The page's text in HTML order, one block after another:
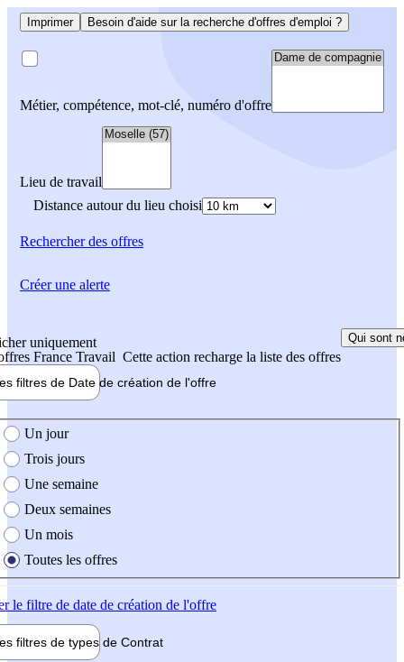
Imprimer Besoin d'aide sur la recherche d'offres d'emploi ?
Métier, compétence, mot-clé, numéro d'offre
Lieu de travail
Distance autour du lieu choisi
Rechercherdes offres
uniquement
France Travail Cette action recharge la liste des offres
Qui sont
filtres de Date de création de l'offre
création de l'offre
Un jour
Trois jours
Une semaine
Deux semaines
Un mois
Toutes les offres
le filtre de date de création de l'offre
filtres de types de Contrat
Créer une alerte